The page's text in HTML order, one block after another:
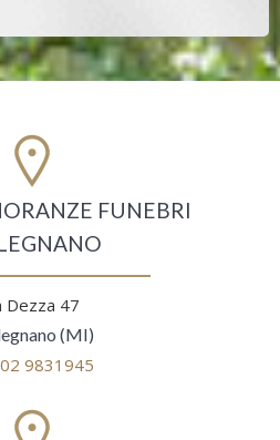
FUNEBRI
Dezza 47
(MI)
9831945